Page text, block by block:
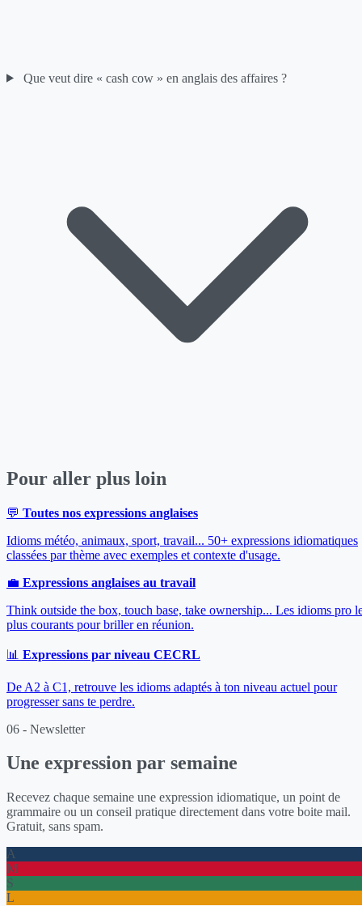
Que veut dire « cash cow » en anglais des affaires ?
Pour aller plus loin
💬 Toutes nos expressions anglaises
Idioms météo, animaux, sport, travail... 50+ expressions idiomatiques
classées par thème avec exemples et contexte d'usage.
💼 Expressions anglaises au travail
Think outside the box, touch base, take ownership... Les idioms pro
plus courants pour briller en réunion.
📊 Expressions par niveau CECRL
De A2 à C1, retrouve les idioms adaptés à ton niveau actuel pour
progresser sans te perdre.
06 - Newsletter
Une expression par semaine
Recevez chaque semaine une expression idiomatique, un point de
grammaire ou un conseil pratique directement dans votre boite mail.
Gratuit, sans spam.
A
M
S
L